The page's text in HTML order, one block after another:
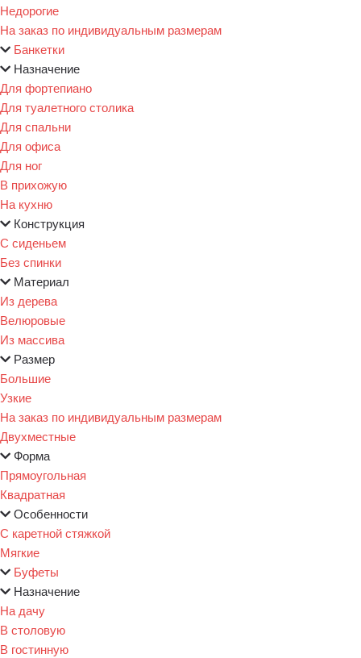
Недорогие
На заказ по индивидуальным размерам
Банкетки
Назначение
Для фортепиано
Для туалетного столика
Для спальни
Для офиса
Для ног
В прихожую
На кухню
Конструкция
С сиденьем
Без спинки
Материал
Из дерева
Велюровые
Из массива
Размер
Большие
Узкие
На заказ по индивидуальным размерам
Двухместные
Форма
Прямоугольная
Квадратная
Особенности
С каретной стяжкой
Мягкие
Буфеты
Назначение
На дачу
В столовую
В гостинную